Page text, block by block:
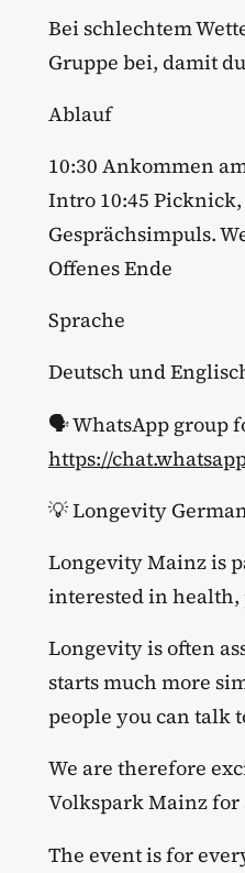
​Bei schlechtem
Gruppe bei, damit
​Ablauf
​10:30 Ankommen
Intro 10:45
Gesprächsimpuls.
Offenes Ende
​Sprache
​Deutsch und
🗣️ WhatsApp group
https://
​💡 Longevity
​Longevity Mainz is
interested in
​Longevity is often
starts much more
people you can talk
​We are therefore
Volkspark Mainz
​The event is for